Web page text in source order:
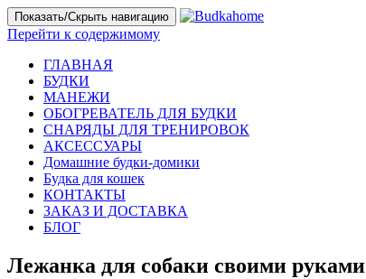
Показать/Скрыть навигацию
Перейти к содержимому
ГЛАВНАЯ
БУДКИ
МАНЕЖИ
ОБОГРЕВАТЕЛЬ ДЛЯ БУДКИ
СНАРЯДЫ ДЛЯ ТРЕНИРОВОК
АКСЕССУАРЫ
Домашние будки-домики
Будка для кошек
КОНТАКТЫ
ЗАКАЗ И ДОСТАВКА
БЛОГ
Лежанка для собаки своими руками